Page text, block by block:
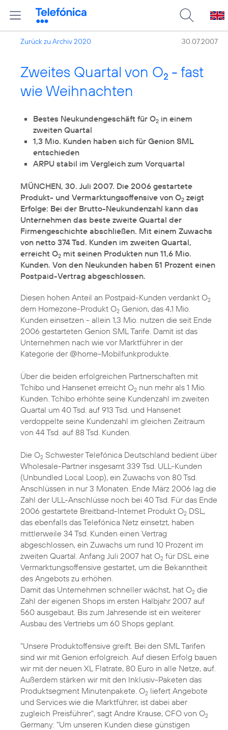
Zurück zu Archiv 2020 30.07.2007
Zweites Quartal von O2 - fast
wie Weihnachten
Bestes Neukundengeschäft für O2 in einem
1,3 Mio. Kunden haben sich für Genion SML
MÜNCHEN, 30. Juli 2007. Die 2006 gestartete
Produkt- und Vermarktungsoffensive von O2 zeigt
Erfolge: Bei der Brutto-Neukundenzahl kann das
Unternehmen das beste zweite Quartal der
Firmengeschichte abschließen. Mit einem Zuwachs
von netto 374 Tsd. Kunden im zweiten Quartal,
erreicht O2 mit seinen Produkten nun 11,6 Mio.
Kunden. Von den Neukunden haben 51 Prozent einen
Postpaid-Vertrag abgeschlossen.
Diesen hohen Anteil an Postpaid-Kunden verdankt O2
dem Homezone-Produkt O2 Genion, das 4,1 Mio.
Kunden einsetzen - allein 1,3 Mio. nutzen die seit Ende
2006 gestarteten Genion SML Tarife. Damit ist das
Unternehmen nach wie vor Marktführer in der
Kategorie der @home-Mobilfunkprodukte.
Über die beiden erfolgreichen Partnerschaften mit
Tchibo und Hansenet erreicht O2 nun mehr als 1 Mio.
Kunden. Tchibo erhöhte seine Kundenzahl im zweiten
Quartal um 40 Tsd. auf 913 Tsd. und Hansenet
verdoppelte seine Kundenzahl im gleichen Zeitraum
von 44 Tsd. auf 88 Tsd. Kunden.
Die O2 Schwester Telefónica Deutschland bedient über
Wholesale-Partner insgesamt 339 Tsd. ULL-Kunden
(Unbundled Local Loop), ein Zuwachs von 80 Tsd.
Anschlüssen in nur 3 Monaten. Ende März 2006 lag die
Zahl der ULL-Anschlüsse noch bei 40 Tsd. Für das Ende
2006 gestartete Breitband-Internet Produkt O2 DSL,
das ebenfalls das Telefónica Netz einsetzt, haben
mittlerweile 34 Tsd. Kunden einen Vertrag
abgeschlossen, ein Zuwachs um rund 10 Prozent im
zweiten Quartal. Anfang Juli 2007 hat O2 für DSL eine
Vermarktungsoffensive gestartet, um die Bekanntheit
des Angebots zu erhöhen.
Damit das Unternehmen schneller wächst, hat O2 die
Zahl der eigenen Shops im ersten Halbjahr 2007 auf
560 ausgebaut. Bis zum Jahresende ist ein weiterer
Ausbau des Vertriebs um 60 Shops geplant.
"Unsere Produktoffensive greift. Bei den SML Tarifen
sind wir mit Genion erfolgreich. Auf diesen Erfolg bauen
wir mit der neuen XL Flatrate, 80 Euro in alle Netze, auf.
Außerdem stärken wir mit den Inklusiv-Paketen das
Produktsegment Minutenpakete. O2 liefert Angebote
und Services wie die Marktführer, ist dabei aber
zugleich Preisführer", sagt Andre Krause, CFO von O2
Germany: "Um unseren Kunden diese günstigen